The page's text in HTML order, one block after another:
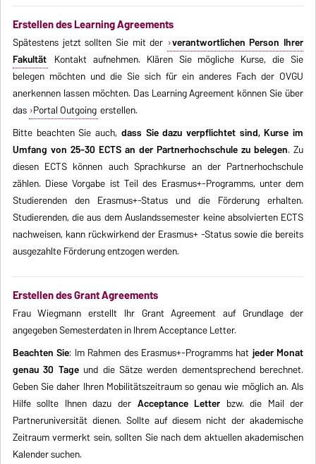
Erstellen des Learning Agreements
Spätestens jetzt sollten Sie mit der verantwortlichen Person Ihrer
Fakultät Kontakt aufnehmen. Klären Sie mögliche Kurse, die Sie
belegen möchten und die Sie sich für ein anderes Fach der OVGU
anerkennen lassen möchten. Das Learning Agreement können Sie über
das Portal Outgoing erstellen.
Bitte beachten Sie auch, dass Sie dazu verpflichtet sind, Kurse im
Umfang von 25-30 ECTS an der Partnerhochschule zu belegen. Zu
diesen ECTS können auch Sprachkurse an der Partnerhochschule
zählen. Diese Vorgabe ist Teil des Erasmus+-Programms, unter dem
Studierenden den Erasmus+-Status und die Förderung erhalten.
Studierenden, die aus dem Auslandssemester keine absolvierten ECTS
nachweisen, kann rückwirkend der Erasmus+ -Status sowie die bereits
ausgezahlte Förderung entzogen werden.
Erstellen des Grant Agreements
Frau Wiegmann erstellt Ihr Grant Agreement auf Grundlage der
angegeben Semesterdaten in Ihrem Acceptance Letter.
Beachten Sie: Im Rahmen des Erasmus+-Programms hat jeder Monat
genau 30 Tageund die Sätze werden dementsprechend berechnet.
Geben Sie daher Ihren Mobilitätszeitraum so genau wie möglich an. Als
Hilfe sollte Ihnen dazu der Acceptance Letter bzw. die Mail der
Partneruniversität dienen. Sollte auf diesem nicht der akademische
Zeitraum vermerkt sein, sollten Sie nach dem aktuellen akademischen
Kalender suchen.